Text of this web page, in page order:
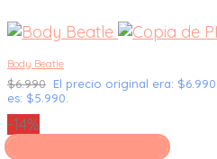
Body Beatle
$6.990 El precio original era: $6.990.
es: $5.990.
-14%
Seleccionar opciones